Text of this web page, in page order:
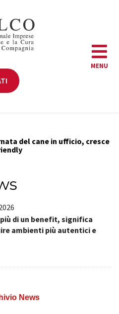
MENU
del cane in ufficio, cresce
di un benefit, significa
ambienti più autentici e
News